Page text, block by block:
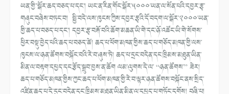
ཡན་གྱི་་སྒོར་ཆད་བཅད་པ་དང་། ཡང་ན་རིན་གོང་སྒོར་༥༠༠༠་ཡན་ལ་སོན་པའི་དབྱར་རྩྭ་
གཞུང་བཞེས་བཏང་བ། སྤྱི་བདེ་ལས་ཁུངས་ཀྱིས་དབྱར་རྩྭའི་དོ་བདག་ལ་སྒོར་༢༠༠༠་ཡན་
གྱི་ཆད་པ་བཅད་པ་དང་། དབྱར་རྩྭ་བརྐོ་བའི་ཆོག་མཆན་ཡི་གེ་དང་ཉོ་འཚོང་ཡི་གེ་སོགས་
ཕྱིར་བསྡུ་བྱེད་པའི་ཆད་པ་བཅད་ཚེ། ཆད་པ་ཕོག་མཁན་གྱིས་ཆད་པ་གཅོད་མཁན་གྱི་ལས་
ཁུངས་ལ་ཉན་ཚོགས་བསྐོང་བའི་རེ་བ་ཞུས་ཏེ། ཆད་པ་དྲང་བདེན་དང་ཁྲིམས་མཐུན་ཡིན་
མིན་ལ་བརྟག་དཔྱད་དང་རྩོད་སྒྲུབ་བྱས་ན་ཆོག ལམ་ལུགས་དེ་ལ་ “ཉན་ཚོགས་” ཟེར།
ཆད་པ་གཅོད་མཁན་གྱིས་ཀྱང་ཆད་པ་ཕོག་མཁན་གྱི་རེ་བ་ལྟར་ཉན་ཚོགས་བསྐོང་ནས་སྲིད་